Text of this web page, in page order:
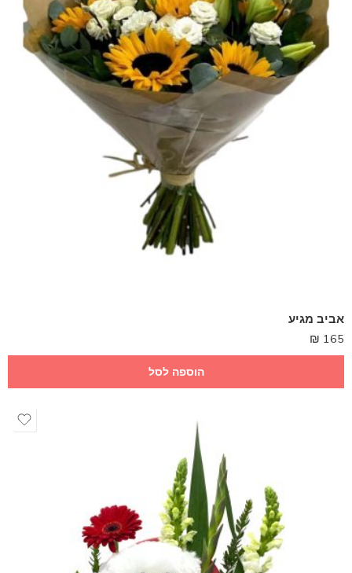
אביב מגיע
165
₪
הוספה לסל